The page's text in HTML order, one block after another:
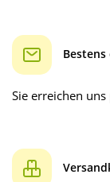
Sie erreichen